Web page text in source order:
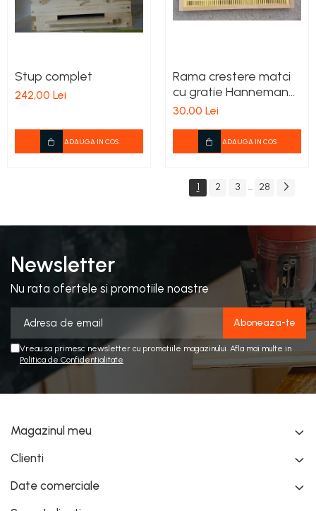
Stup complet
242,00 Lei
ADAUGA IN COS
Rama crestere matci
cu gratie Hanneman
neechipata 3/4
30,00 Lei
ADAUGA IN COS
1 2 3 ... 28
Newsletter
Nu rata ofertele si promotiile noastre
Vreau sa primesc newsletter cu promotiile magazinului. Afla mai multe in
Politica de Confidentialitate
Magazinul meu
Clienti
Date comerciale